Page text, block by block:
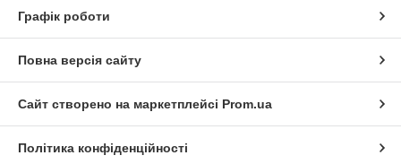
Графік роботи
Повна версія сайту
Сайт створено на маркетплейсі Prom.ua
Політика конфіденційності